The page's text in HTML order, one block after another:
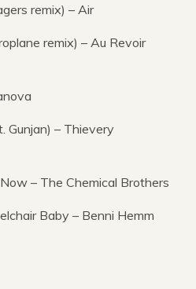
remix) – Air
remix) – Au Revoir
Gunjan) – Thievery
– The Chemical Brothers
Baby – Benni Hemm